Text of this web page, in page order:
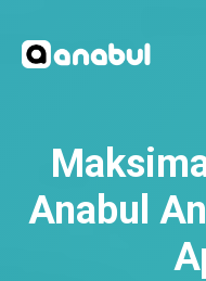
Anabul